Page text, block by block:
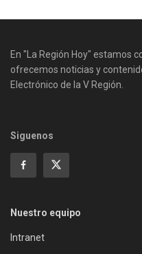
En "La Región Hoy" estamos
ofrecemos noticias y
Electrónico de la V Región.
Siguenos
Nuestro equipo
Intranet